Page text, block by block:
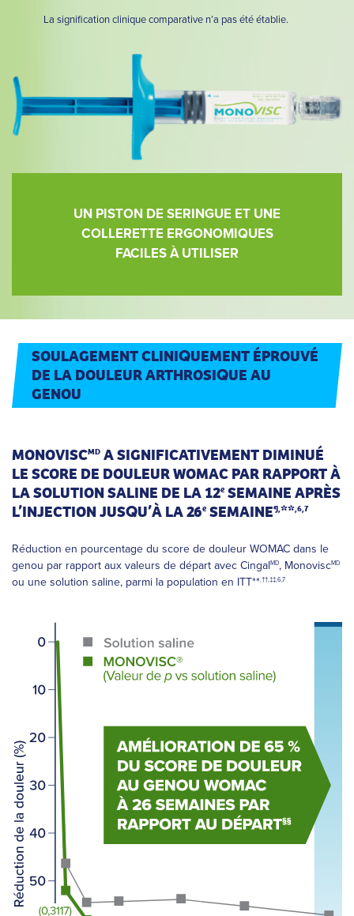
La signification clinique comparative n’a pas été établie.
UN PISTON DE SERINGUE ET UNE
COLLERETTE ERGONOMIQUES
FACILES À UTILISER
SOULAGEMENT CLINIQUEMENT ÉPROUVÉ
DE LA DOULEUR ARTHROSIQUE AU
GENOU
MONOVISCMD A SIGNIFICATIVEMENT DIMINUÉ
LE SCORE DE DOULEUR WOMAC PAR RAPPORT À
LA SOLUTION SALINE DE LA 12e SEMAINE APRÈS
L’INJECTION JUSQU’À LA 26e SEMAINE¶,**,6,7
Réduction en pourcentage du score de douleur WOMAC dans le
genou par rapport aux valeurs de départ avec Cingal MD, MonoviscMD
ou une solution saline, parmi la population en ITT**,††,‡‡,6,7